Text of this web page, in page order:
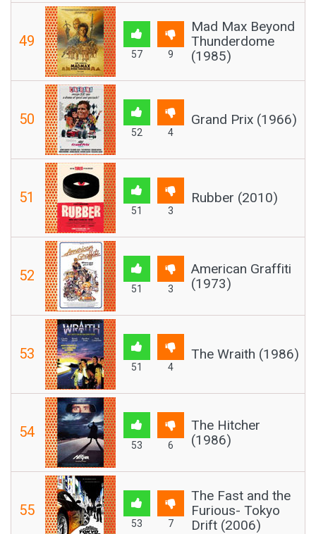
49
57 9
Mad Max Beyond
Thunderdome
(1985)
50
52 4
Grand Prix (1966)
51
51 3
Rubber (2010)
52
51 3
American Graffiti
(1973)
53
51 4
The Wraith (1986)
54
53 6
The Hitcher
(1986)
55
53 7
The Fast and the
Furious- Tokyo
Drift (2006)